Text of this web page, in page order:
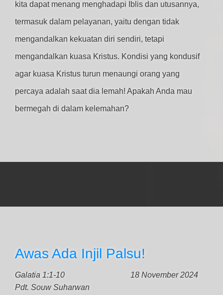
kita dapat menang menghadapi Iblis dan utusannya,
termasuk dalam pelayanan, yaitu dengan tidak
mengandalkan kekuatan diri sendiri, tetapi
mengandalkan kuasa Kristus. Kondisi yang kondusif
agar kuasa Kristus turun menaungi orang yang
percaya adalah saat dia lemah! Apakah Anda mau
bermegah di dalam kelemahan?
Awas Ada Injil Palsu!
Galatia 1:1-10
18 November 2024
Pdt. Souw Suharwan